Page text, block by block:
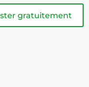
gratuitement